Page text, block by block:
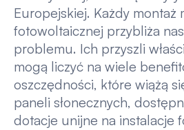
Europejskiej. Każdy montaż
fotowoltaicznej przybliża
problemu. Ich przyszli
mogą liczyć na wiele
oszczędności, które wiążą
paneli słonecznych,
dotacje unijne na instalacje